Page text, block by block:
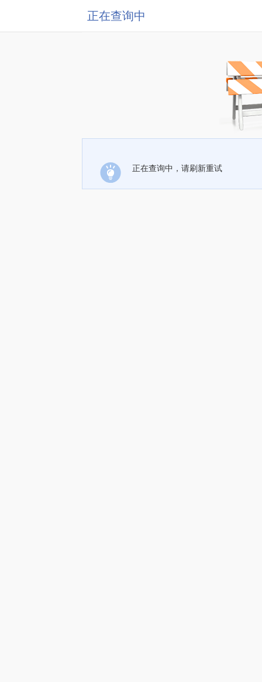
正在查询中
正在查询中，请刷新重试